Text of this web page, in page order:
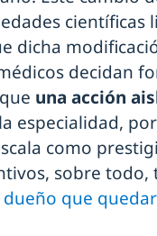
científicas
dicha
decidan
una acción
especialidad,
como
sobre todo,
dueño que